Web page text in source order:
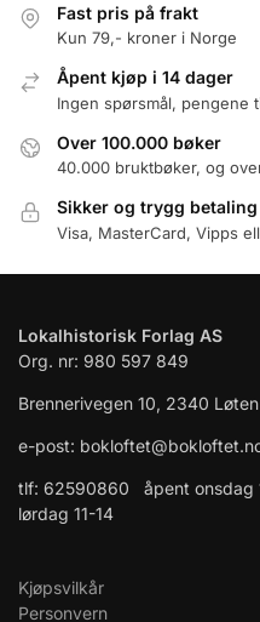
Fast pris på frakt
Kun 79,- kroner i Norge
Åpent kjøp i 14 dager
Ingen spørsmål, pengene
Over 100.000 bøker
40.000 bruktbøker, og
Sikker og trygg betaling
Visa, MasterCard, Vipps
Lokalhistorisk Forlag AS
Org. nr: 980 597 849
Brennerivegen 10, 2340 Løten
e-post:
tlf: 62590860 åpent onsdag
lørdag 11-14
Kjøpsvilkår
Personvern